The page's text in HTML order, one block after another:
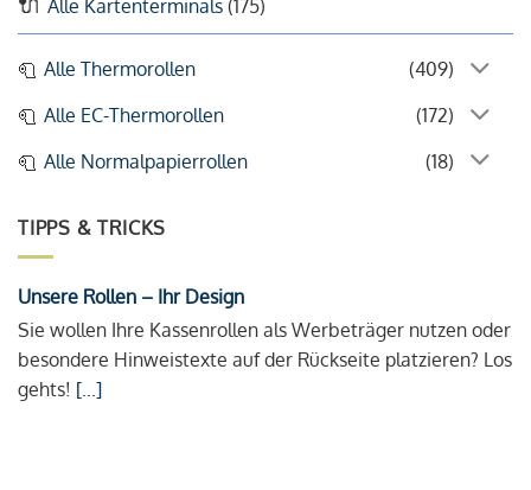
Alle Kartenterminals (175)
Alle Thermorollen
(409)
Alle EC-Thermorollen
(172)
Alle Normalpapierrollen
(18)
TIPPS & TRICKS
Unsere Rollen – Ihr Design
Sie wollen Ihre Kassenrollen als Werbeträger nutzen oder
besondere Hinweistexte auf der Rückseite platzieren? Los
gehts! [...]